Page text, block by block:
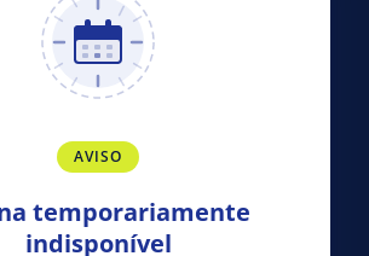
AVISO
temporariamente
indisponível